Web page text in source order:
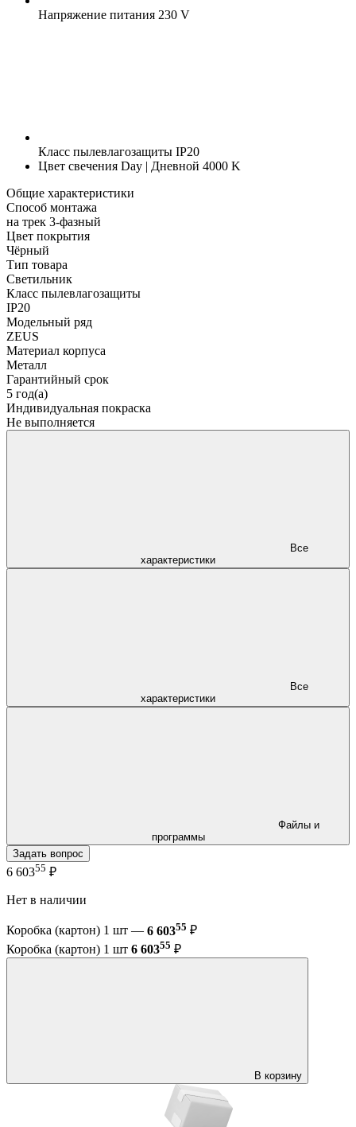
Напряжение питания 230 V
Класс пылевлагозащиты IP20
Цвет свечения Day | Дневной 4000 K
Общие характеристики
Способ монтажа
на трек 3-фазный
Цвет покрытия
Чёрный
Тип товара
Светильник
Класс пылевлагозащиты
IP20
Модельный ряд
ZEUS
Материал корпуса
Металл
Гарантийный срок
5 год(а)
Индивидуальная покраска
Не выполняется
характеристики
характеристики
программы
Задать вопрос
6 60355 ₽
Нет в наличии
Коробка (картон) 1 шт — 6 60355 ₽
Коробка (картон) 1 шт 6 60355 ₽
В корзину